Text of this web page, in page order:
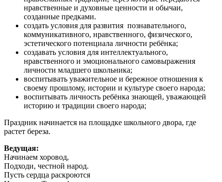
нравственные и духовные ценности и обычаи,
созданные предками.
создать условия для развития познавательного,
коммуникативного, нравственного, физического,
эстетического потенциала личности ребёнка;
создавать условия для интеллектуального,
нравственного и эмоционального самовыражения
личности младшего школьника;
воспитывать уважительное и бережное отношения к
своему прошлому, истории и культуре своего народа;
воспитывать личность ребёнка знающей, уважающей
историю и традиции своего народа;
Праздник начинается на площадке школьного двора, где
растет береза.
Ведущая:
Начинаем хоровод,
Подходи, честной народ.
Пусть сердца раскроются